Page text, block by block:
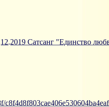
Сатсанг "Единство